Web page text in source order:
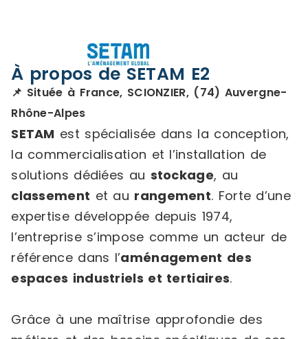
À propos de SETAM E2
📌 Située à France, SCIONZIER, (74) Auvergne-
Rhône-Alpes
SETAM est spécialisée dans la conception,
la commercialisation et l’installation de
solutions dédiées au stockage, au
classement et au rangement. Forte d’une
expertise développée depuis 1974,
l’entreprise s’impose comme un acteur de
référence dans l’aménagement des
espaces industriels et tertiaires.
Grâce à une maîtrise approfondie des